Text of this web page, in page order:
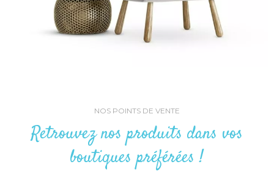
NOS POINTS DE VENTE
Retrouvez nos produits dans vos
boutiques préférées !